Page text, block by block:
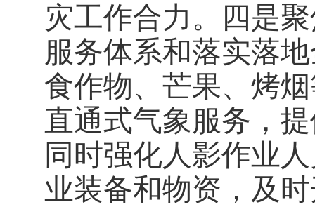
灾工作合力。四是
服务体系和落实落
食作物、芒果、烤
直通式气象服务，
同时强化人影作业
业装备和物资，及